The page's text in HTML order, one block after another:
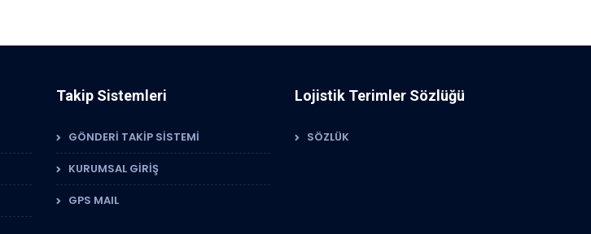
Takip Sistemleri
GÖNDERİ TAKİP SİSTEMİ
KURUMSAL GİRİŞ
GPS MAIL
Lojistik Terimler Sözlüğü
SÖZLÜK